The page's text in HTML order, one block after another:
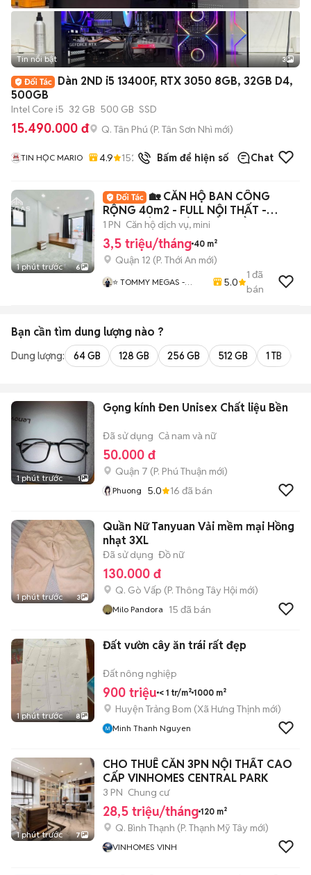
Tin nổi bật 3
Dàn 2ND i5 13400F, RTX 3050 8GB, 32GB D4,
500GB
Intel Core i5 32 GB 500 GB SSD
15.490.000 đ Q. Tân Phú (P. Tân Sơn Nhì mới)
TIN HỌC MARIO 4.9 152 đã bánBấm để hiện số Chat
1 phút trước 6
🏡 CĂN HỘ BAN CÔNG
RỘNG 40m2 - FULL NỘI THẤT -
NGAY CÔNG VIÊN PHẦN MỀM
1 PN Căn hộ dịch vụ, mini
3,5 triệu/tháng 40 m²
Quận 12 (P. Thới An mới)
⭐ TOMMY MEGAS -
5.0
1 đã
bán
Bạn cần tìm dung lượng nào ?
Dung lượng: 64 GB 128 GB 256 GB 512 GB 1 TB
1 phút trước 1
Gọng kính Đen Unisex Chất liệu Bền
Đã sử dụng Cả nam và nữ
50.000 đ
Quận 7 (P. Phú Thuận mới)
Phuong 5.0 16 đã bán
1 phút trước 3
Quần Nữ Tanyuan Vải mềm mại Hồng
nhạt 3XL
Đã sử dụng Đồ nữ
130.000 đ
Q. Gò Vấp (P. Thông Tây Hội mới)
Milo Pandora 15 đã bán
1 phút trước 8
Đất vườn cây ăn trái rất đẹp
Đất nông nghiệp
900 triệu < 1 tr/m² 1000 m²
Huyện Trảng Bom (Xã Hưng Thịnh mới)
Minh Thanh Nguyen
1 phút trước 7
CHO THUÊ CĂN 3PN NỘI THẤT CAO
CẤP VINHOMES CENTRAL PARK
3 PN Chung cư
28,5 triệu/tháng 120 m²
Q. Bình Thạnh (P. Thạnh Mỹ Tây mới)
VINHOMES VINH